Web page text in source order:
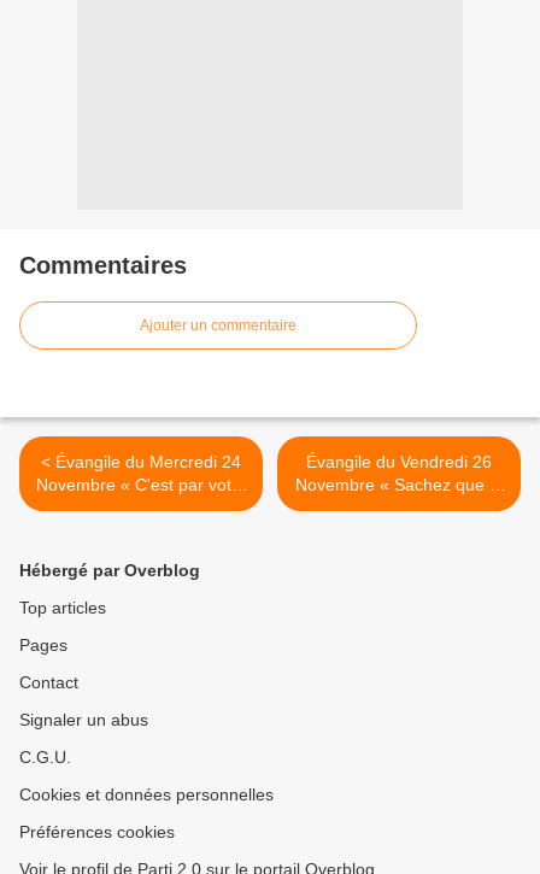
Commentaires
Ajouter un commentaire
< Évangile du Mercredi 24
Novembre « C'est par votre
persévérance que vous
#Evangile
Évangile du Vendredi 26
Novembre « Sachez que le
royaume de Dieu est
Hébergé par Overblog
Top articles
Pages
Contact
Signaler un abus
C.G.U.
Cookies et données personnelles
Préférences cookies
Voir le profil de Parti 2.0 sur le portail Overblog